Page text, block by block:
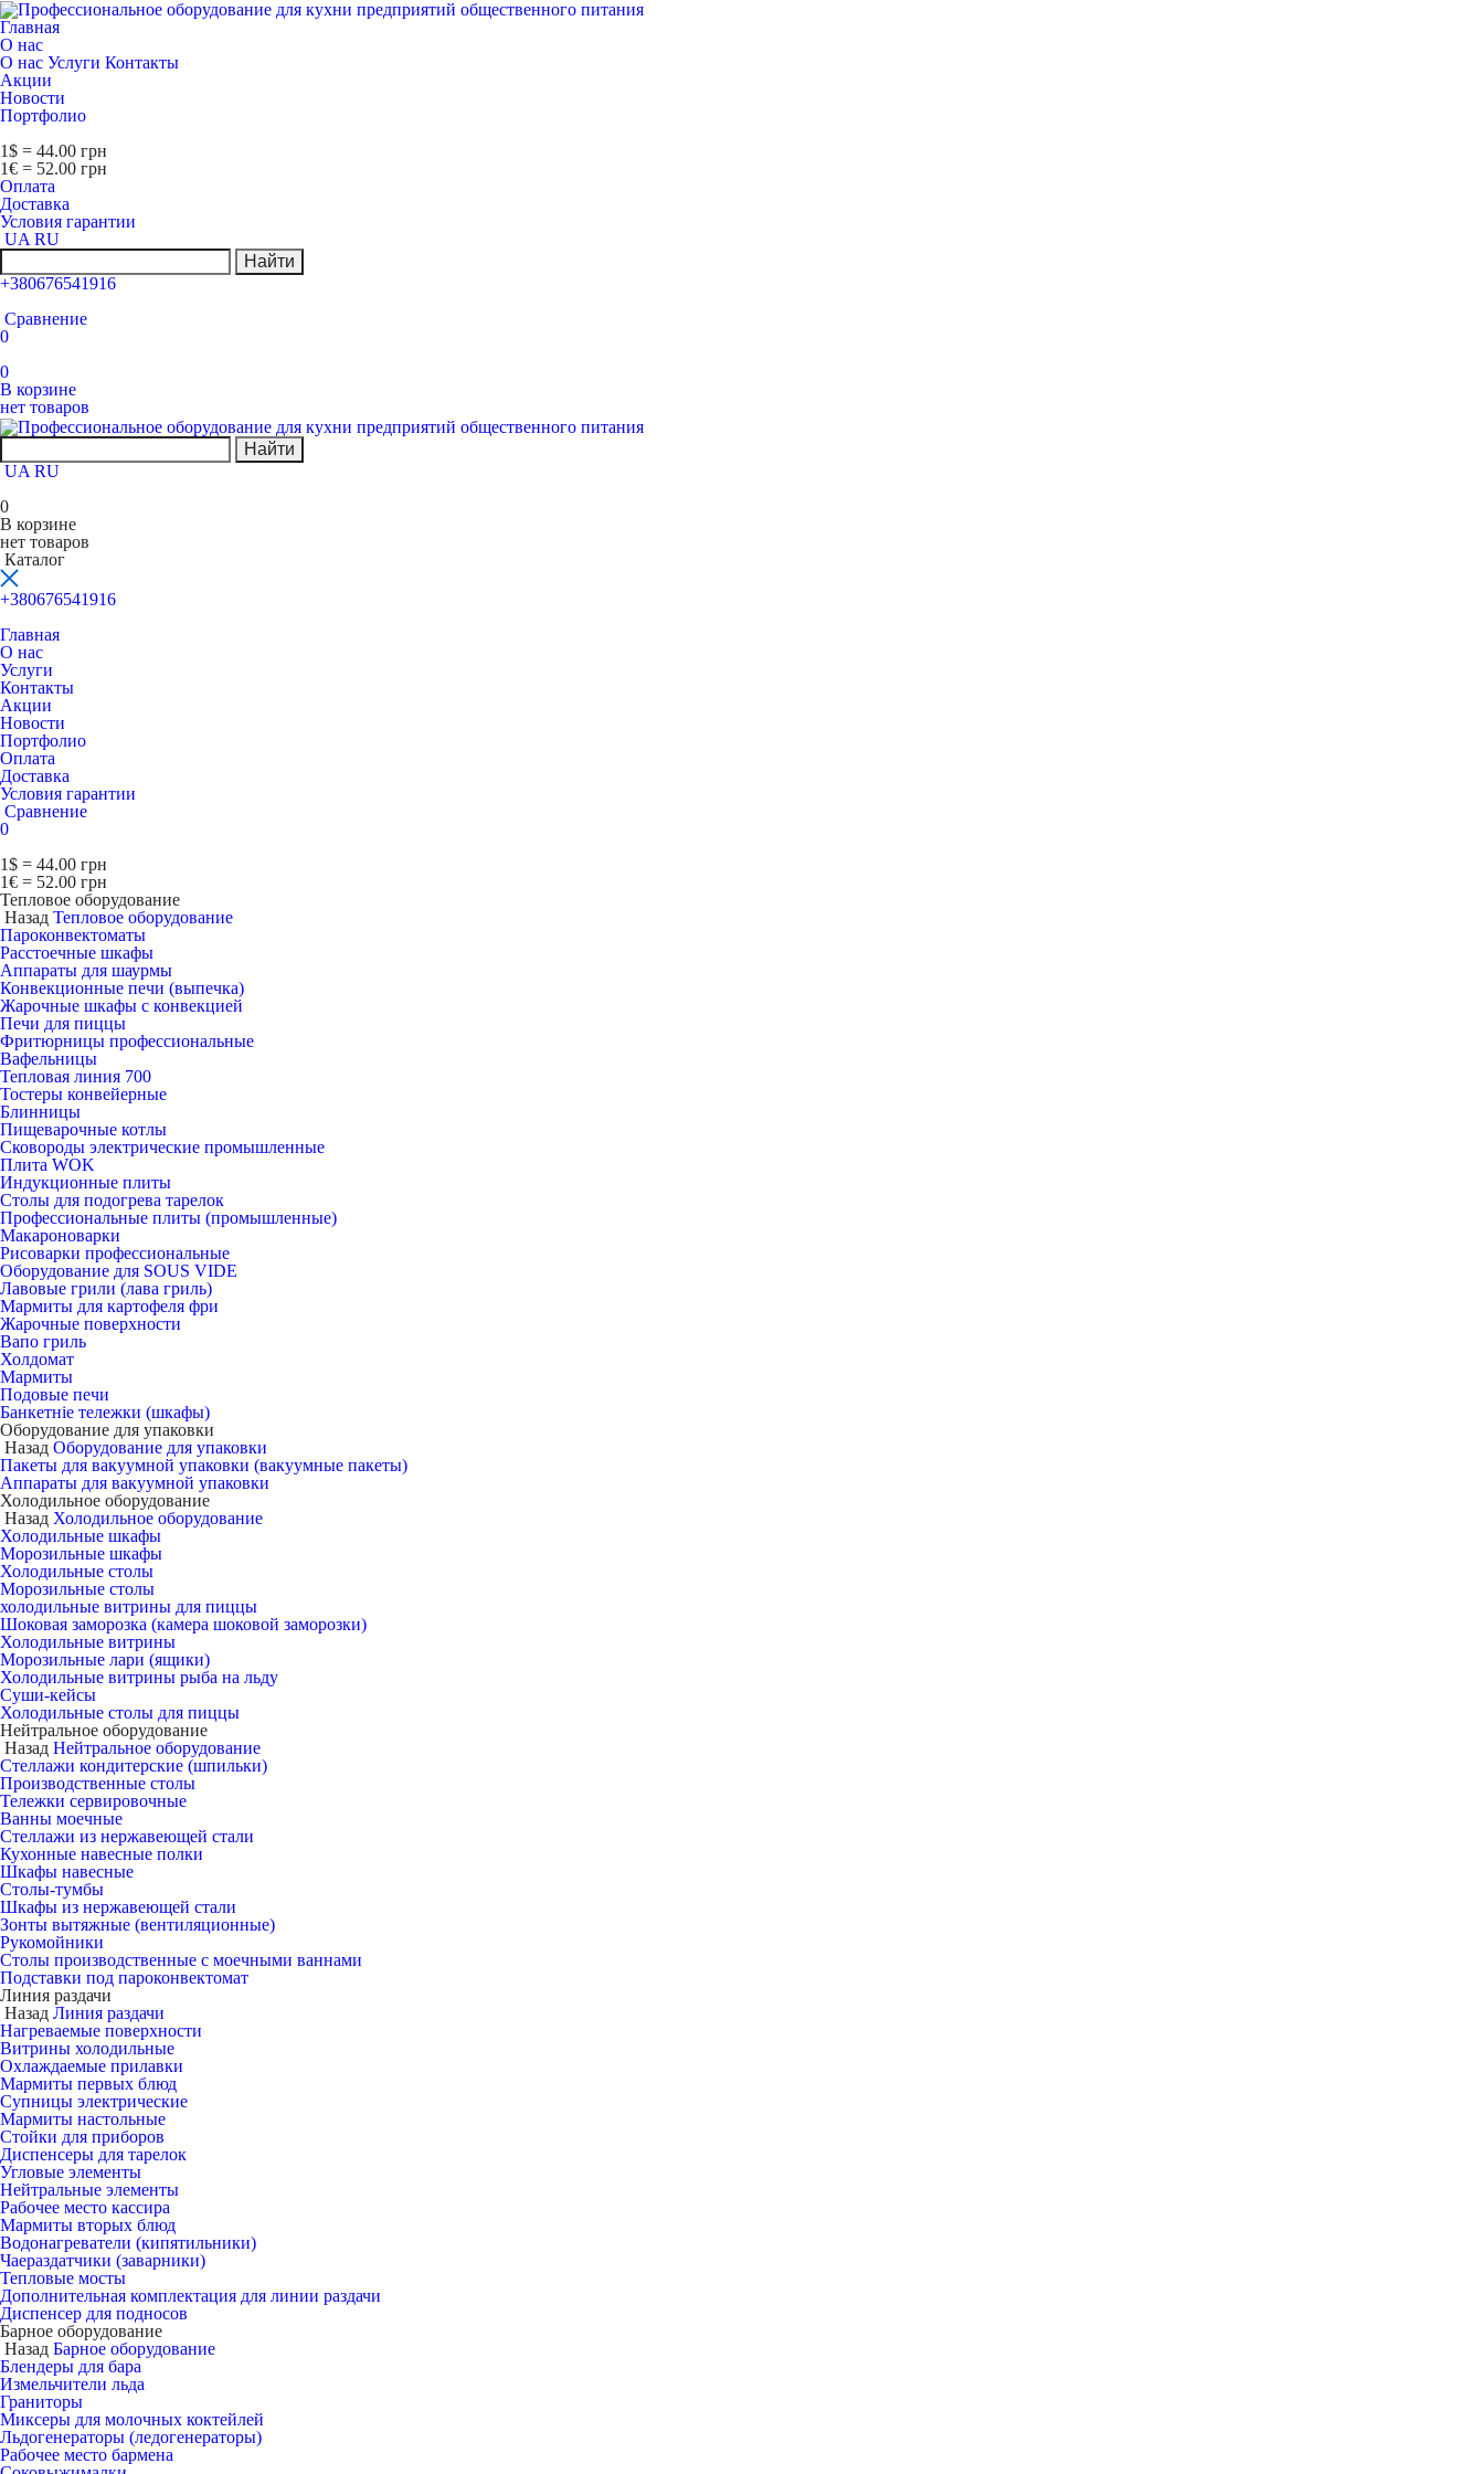
Главная
О нас
О нас Услуги Контакты
Акции
Новости
Портфолио
1$ = 44.00 грн
1€ = 52.00 грн
Оплата
Доставка
Условия гарантии
UA RU
Найти
+380676541916
Сравнение
0
0
В корзине
нет товаров
Найти
UA RU
0
В корзине
нет товаров
Каталог
+380676541916
Главная
О нас
Услуги
Контакты
Акции
Новости
Портфолио
Оплата
Доставка
Условия гарантии
Сравнение
0
1$ = 44.00 грн
1€ = 52.00 грн
Тепловое оборудование
Назад Тепловое оборудование
Пароконвектоматы
Расcтоечные шкафы
Аппараты для шаурмы
Конвекционные печи (выпечка)
Жарочные шкафы с конвекцией
Печи для пиццы
Фритюрницы профессиональные
Вафельницы
Тепловая линия 700
Тостеры конвейерные
Блинницы
Пищеварочные котлы
Сковороды электрические промышленные
Плита WOK
Индукционные плиты
Столы для подогрева тарелок
Профессиональные плиты (промышленные)
Макароноварки
Рисоварки профессиональные
Оборудование для SOUS VIDE
Лавовые грили (лава гриль)
Мармиты для картофеля фри
Жарочные поверхности
Вапо гриль
Холдомат
Мармиты
Подовые печи
Банкетніе тележки (шкафы)
Оборудование для упаковки
Назад Оборудование для упаковки
Пакеты для вакуумной упаковки (вакуумные пакеты)
Аппараты для вакуумной упаковки
Холодильное оборудование
Назад Холодильное оборудование
Холодильные шкафы
Морозильные шкафы
Холодильные столы
Морозильные столы
холодильные витрины для пиццы
Шоковая заморозка (камера шоковой заморозки)
Холодильные витрины
Морозильные лари (ящики)
Холодильные витрины рыба на льду
Суши-кейсы
Холодильные столы для пиццы
Нейтральное оборудование
Назад Нейтральное оборудование
Стеллажи кондитерские (шпильки)
Производственные столы
Тележки сервировочные
Ванны моечные
Стеллажи из нержавеющей стали
Кухонные навесные полки
Шкафы навесные
Столы-тумбы
Шкафы из нержавеющей стали
Зонты вытяжные (вентиляционные)
Рукомойники
Столы производственные с моечными ваннами
Подставки под пароконвектомат
Линия раздачи
Назад Линия раздачи
Нагреваемые поверхности
Витрины холодильные
Охлаждаемые прилавки
Мармиты первых блюд
Супницы электрические
Мармиты настольные
Стойки для приборов
Диспенсеры для тарелок
Угловые элементы
Нейтральные элементы
Рабочее место кассира
Мармиты вторых блюд
Водонагреватели (кипятильники)
Чаераздатчики (заварники)
Тепловые мосты
Дополнительная комплектация для линии раздачи
Диспенсер для подносов
Барное оборудование
Назад Барное оборудование
Блендеры для бара
Измельчители льда
Граниторы
Миксеры для молочных коктейлей
Льдогенераторы (ледогенераторы)
Рабочее место бармена